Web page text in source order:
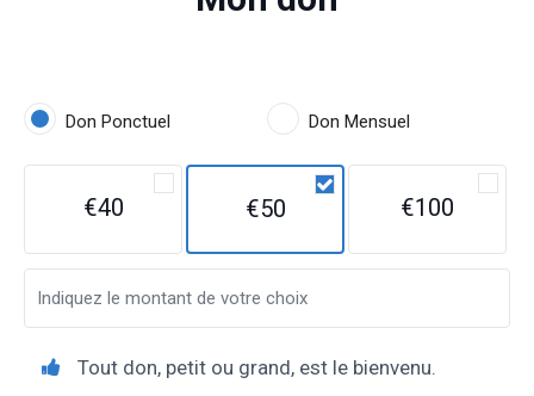
Don Ponctuel Don Mensuel
€40 €50 €100
Tout don, petit ou grand, est le bienvenu.